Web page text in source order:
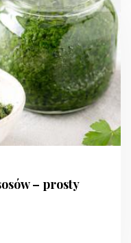
– prosty